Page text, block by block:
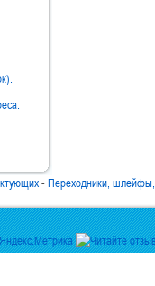
-Переходники, шлейфы,